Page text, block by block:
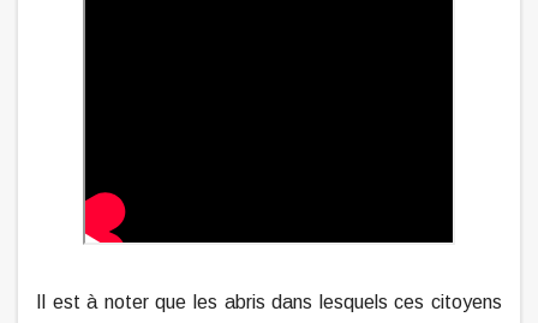
Il est à noter que les abris dans lesquels ces citoyens